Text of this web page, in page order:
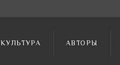
КУЛЬТУРА АВТОРЫ